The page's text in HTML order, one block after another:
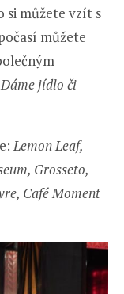
si můžete vzít s
můžete
jídlo či
Lemon Leaf,
Grosseto,
Café Moment